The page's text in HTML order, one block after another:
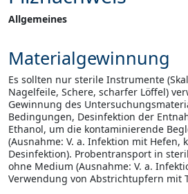
Allgemeines
Materialgewinnung
Es sollten nur sterile Instrumente
Nagelfeile, Schere, scharfer Löffel)
Gewinnung des
Bedingungen, Desinfektion der
Ethanol, um die kontaminierende
(Ausnahme: V. a. Infektion mit Hefen,
Desinfektion). Probentransport in
ohne Medium (Ausnahme: V. a.
Verwendung von Abstrichtupfern mit